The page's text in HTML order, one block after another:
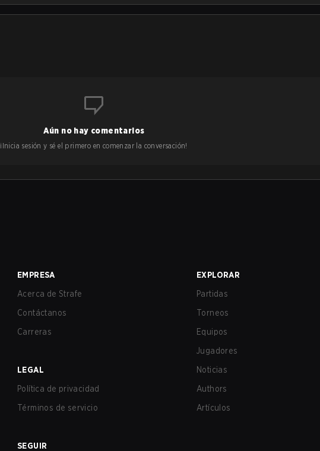
Aún no hay comentarios
¡Inicia sesión y sé el primero en comenzar la conversación!
EMPRESA
Acerca de Strafe
Contáctanos
Carreras
LEGAL
Política de privacidad
Términos de servicio
SEGUIR
EXPLORAR
Partidas
Torneos
Equipos
Jugadores
Noticias
Authors
Artículos